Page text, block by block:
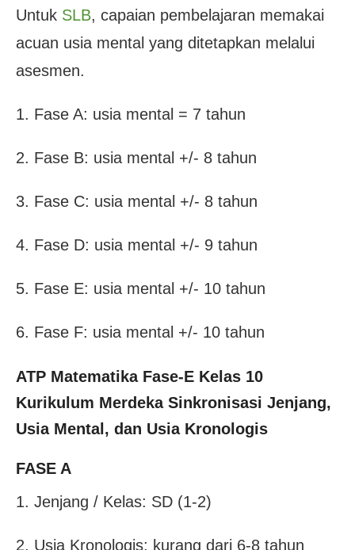
Untuk SLB, capaian pembelajaran memakai
acuan usia mental yang ditetapkan melalui
asesmen.
1. Fase A: usia mental = 7 tahun
2. Fase B: usia mental +/- 8 tahun
3. Fase C: usia mental +/- 8 tahun
4. Fase D: usia mental +/- 9 tahun
5. Fase E: usia mental +/- 10 tahun
6. Fase F: usia mental +/- 10 tahun
ATP Matematika Fase-E Kelas 10
Kurikulum Merdeka Sinkronisasi Jenjang,
Usia Mental, dan Usia Kronologis
FASE A
1. Jenjang / Kelas: SD (1-2)
2. Usia Kronologis: kurang dari 6-8 tahun